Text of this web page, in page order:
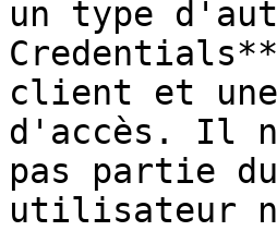
un type
client et
d'accès. Il
pas partie
utilisateur